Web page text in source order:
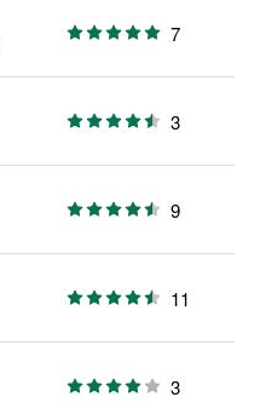
7
3
9
11
3